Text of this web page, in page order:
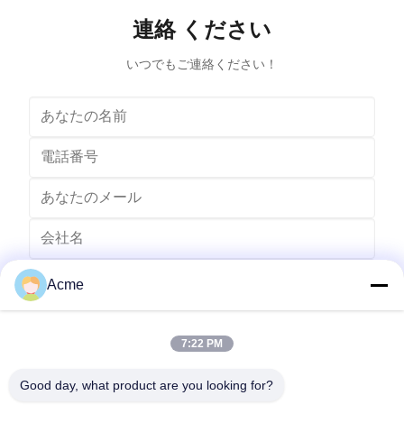
tens of thousands of tiny bubbles with diameters of
50-500 microns
連絡 ください
いつでもご連絡ください！
送りなさい
Acme
7:22 PM
Good day, what product are you looking for?